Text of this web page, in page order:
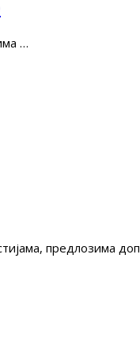
…
предлозима